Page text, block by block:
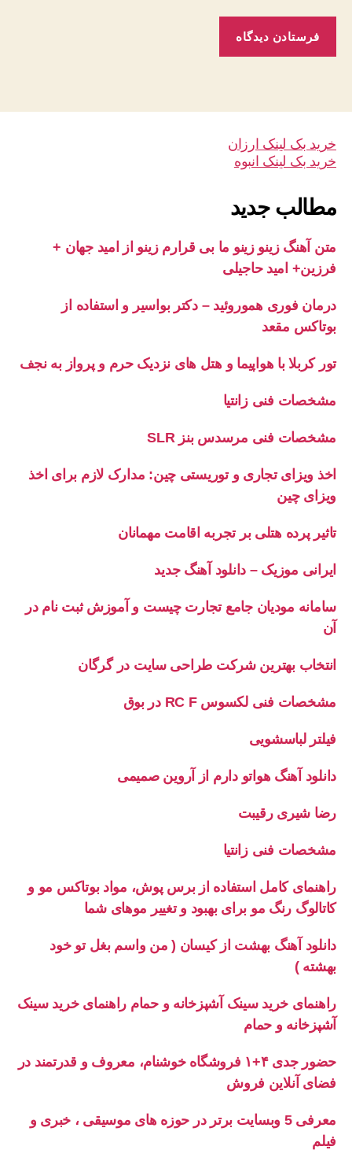
خرید بک لینک ارزان
خرید بک لینک انبوه
مطالب جدید
متن آهنگ زینو زینو ما بی قرارم زینو از امید جهان +
فرزین+ امید حاجیلی
درمان فوری هموروئید – دکتر بواسیر و استفاده از
بوتاکس مقعد
تور کربلا با هواپیما و هتل های نزدیک حرم و پرواز به نجف
مشخصات فنی زانتیا
مشخصات فنی مرسدس بنز SLR
اخذ ویزای تجاری و توریستی چین: مدارک لازم برای اخذ
ویزای چین
تاثیر پرده هتلی بر تجربه اقامت مهمانان
ایرانی موزیک – دانلود آهنگ جدید
سامانه مودیان جامع تجارت چیست و آموزش ثبت نام در
آن
انتخاب بهترین شرکت طراحی سایت در گرگان
مشخصات فنی لکسوس RC F در بوق
فیلتر لباسشویی
دانلود آهنگ هواتو دارم از آروین صمیمی
رضا شیری رقیبت
مشخصات فنی زانتیا
راهنمای کامل استفاده از برس پوش، مواد بوتاکس مو و
کاتالوگ رنگ مو برای بهبود و تغییر موهای شما
دانلود آهنگ بهشت از کیسان ( من واسم بغل تو خود
بهشته )
راهنمای خرید سینک آشپزخانه و حمام راهنمای خرید سینک
آشپزخانه و حمام
حضور جدی ۴+۱ فروشگاه خوشنام، معروف و قدرتمند در
فضای آنلاین فروش
معرفی 5 وبسایت برتر در حوزه های موسیقی ، خبری و
فیلم